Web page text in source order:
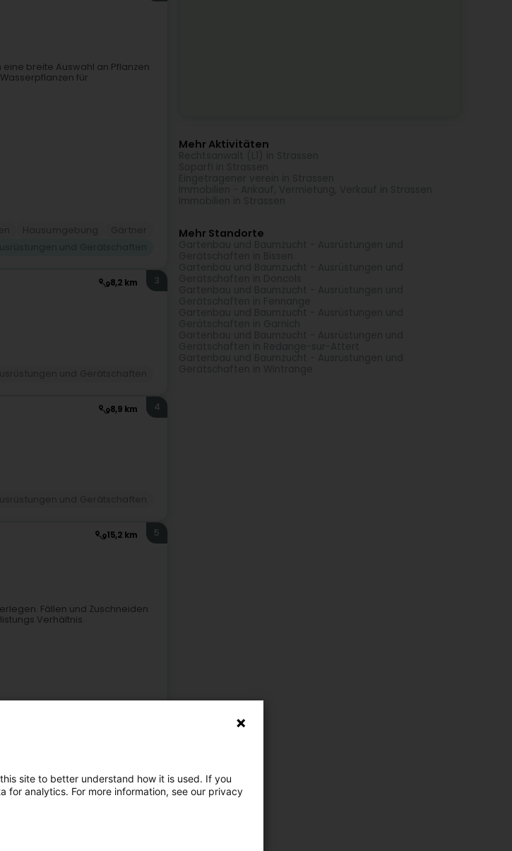
breite Auswahl an Pflanzen
für
8,2 km 3
8,9 km 4
15,2 km 5
Fällen und Zuschneiden
Verhältnis.
und Gerätschaften
15,9 km 6
Mehr Aktivitäten
Mehr Standorte
site to better understand how it is used. If you
for analytics. For more information, see our privacy